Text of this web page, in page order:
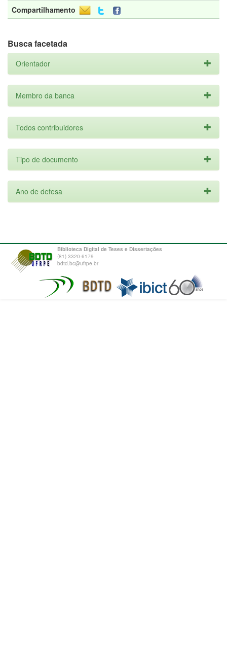
Compartilhamento
Busca facetada
Orientador
Membro da banca
Todos contribuidores
Tipo de documento
Ano de defesa
Biblioteca Digital de Teses e Dissertações
(81) 3320-6179
bdtd.bc@ufrpe.br